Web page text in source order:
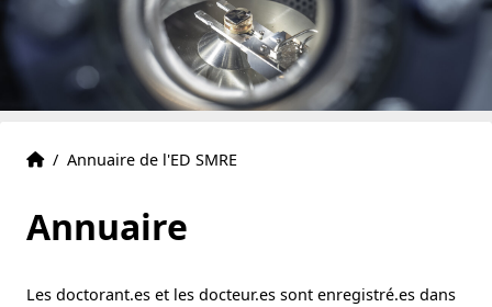
Accueil
Accueil
/ Annuaire de l'ED SMRE
Annuaire
Les doctorant.es et les docteur.es sont enregistré.es dans